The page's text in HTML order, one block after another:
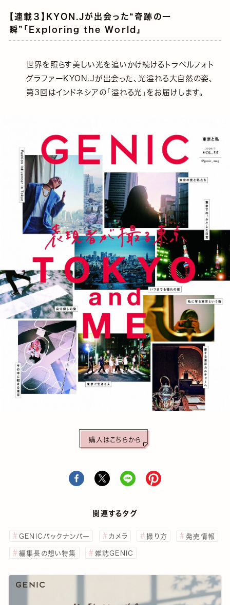
【連載３】KYON.Jが出会った“奇跡の一
瞬”「Exploring the World」
世界を照らす美しい光を追いかけ続けるトラベルフォト
グラファーKYON.Jが出会った、光溢れる大自然の姿、
第3回はインドネシアの「溢れる光」をお届けします。
購入はこちらから
関連するタグ
GENICバックナンバー カメラ 撮り方 発売情報
編集長の想い特集 雑誌GENIC